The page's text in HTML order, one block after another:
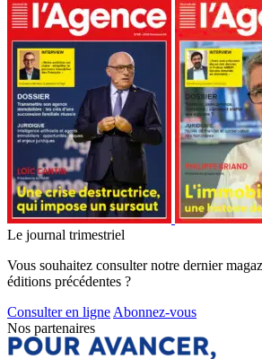
Le journal trimestriel
Vous souhaitez consulter notre dernier
éditions précédentes ?
Consulter en ligne Abonnez-vous
Nos partenaires